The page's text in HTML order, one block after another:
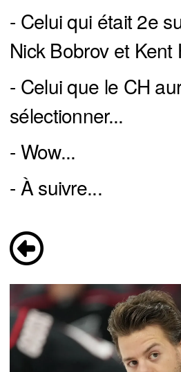
- Celui qui était 2e
Nick Bobrov et Kent
- Celui que le CH
sélectionner...
- Wow...
- À suivre...